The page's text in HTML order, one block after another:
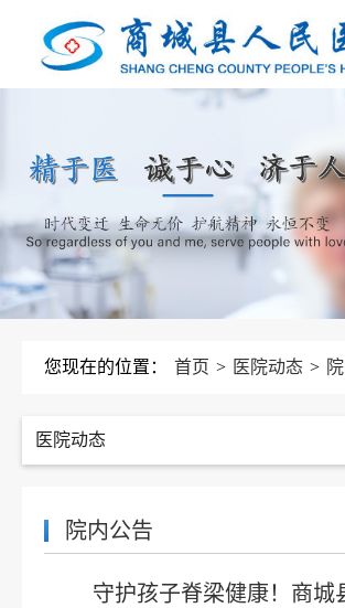
您现在的位置： 首页 > 医院动态 >
医院动态
院内公告
守护孩子脊梁健康！商城